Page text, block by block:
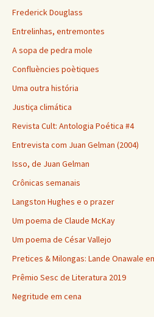
Frederick Douglass
Entrelinhas, entremontes
A sopa de pedra mole
Confluències poètiques
Uma outra história
Justiça climática
Revista Cult: Antologia Poética #4
Entrevista com Juan Gelman (2004)
Isso, de Juan Gelman
Crônicas semanais
Langston Hughes e o prazer
Um poema de Claude McKay
Um poema de César Vallejo
Pretices & Milongas: Lande Onawale
Prêmio Sesc de Literatura 2019
Negritude em cena